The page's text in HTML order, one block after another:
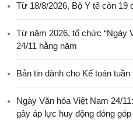
Từ 18/8/2026, Bộ Y tế còn
Từ năm 2026, tổ chức “Ngày
24/11 hằng năm
Bản tin dành cho Kế toán
Ngày Văn hóa Việt Nam 24/
gây áp lực huy động đóng góp